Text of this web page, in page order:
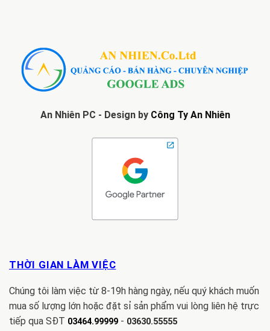
An Nhiên PC - Design by Công Ty An Nhiên
THỜI GIAN LÀM VIỆC
Chúng tôi làm việc từ 8-19h hàng ngày, nếu quý khách muốn
mua số lượng lớn hoặc đặt sỉ sản phẩm vui lòng liên hệ trực
tiếp qua SĐT 03464.99999 - 03630.55555